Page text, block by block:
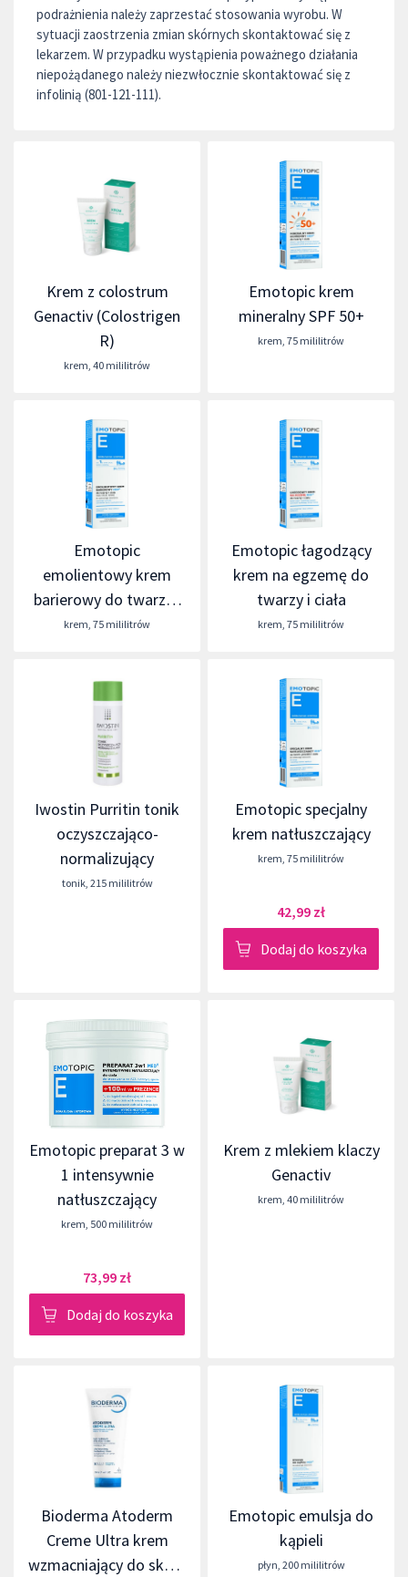
podrażnienia należy zaprzestać stosowania wyrobu. W
sytuacji zaostrzenia zmian skórnych skontaktować się z
lekarzem. W przypadku wystąpienia poważnego działania
niepożądanego należy niezwłocznie skontaktować się z
infolinią (801-121-111).
Krem z colostrum
Genactiv (Colostrigen
R)
krem 40 mililitrów
Emotopic krem
mineralny SPF 50+
krem 75 mililitrów
Emotopic
emolientowy krem
barierowy do twarzy i
ciała
krem 75 mililitrów
Emotopic łagodzący
krem na egzemę do
twarzy i ciała
krem 75 mililitrów
Iwostin Purritin tonik
oczyszczająco-
normalizujący
tonik, 215 mililitrów
Emotopic specjalny
krem natłuszczający
krem 75 mililitrów
42,99 zł
Dodaj do koszyka
Emotopic preparat 3 w
1 intensywnie
natłuszczający
krem 500 mililitrów
73,99 zł
Dodaj do koszyka
Krem z mlekiem klaczy
Genactiv
krem 40 mililitrów
Bioderma Atoderm
Creme Ultra krem
wzmacniający do skóry
Emotopic emulsja do
kąpieli
płyn 200 mililitrów